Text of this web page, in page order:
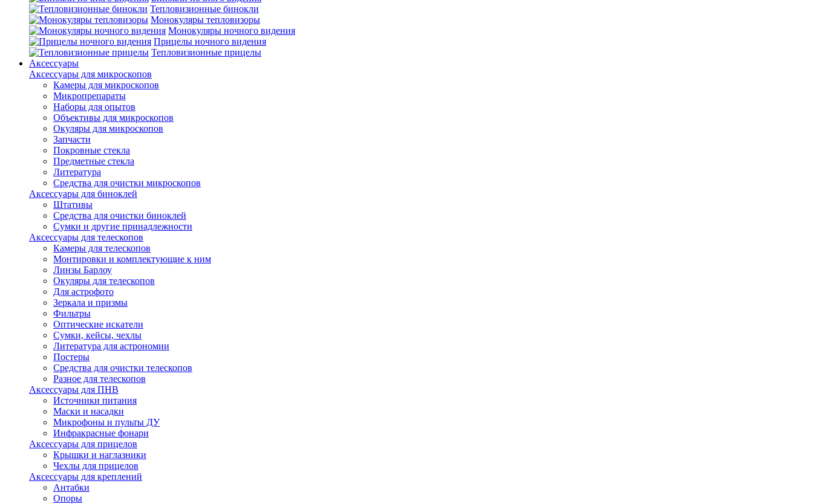
Тепловизионные бинокли
Монокуляры тепловизоры
Монокуляры ночного видения
Прицелы ночного видения
Тепловизионные прицелы
Аксессуары
Аксессуары для микроскопов
Камеры для микроскопов
Микропрепараты
Наборы для опытов
Объективы для микроскопов
Окуляры для микроскопов
Запчасти
Покровные стекла
Предметные стекла
Литература
Средства для очистки микроскопов
Аксессуары для биноклей
Штативы
Средства для очистки биноклей
Сумки и другие принадлежности
Аксессуары для телескопов
Камеры для телескопов
Монтировки и комплектующие к ним
Линзы Барлоу
Окуляры для телескопов
Для астрофото
Зеркала и призмы
Фильтры
Оптические искатели
Сумки, кейсы, чехлы
Литература для астрономии
Постеры
Средства для очистки телескопов
Разное для телескопов
Аксессуары для ПНВ
Источники питания
Маски и насадки
Микрофоны и пульты ДУ
Инфракрасные фонари
Аксессуары для прицелов
Крышки и наглазники
Чехлы для прицелов
Аксессуары для креплений
Антабки
Опоры